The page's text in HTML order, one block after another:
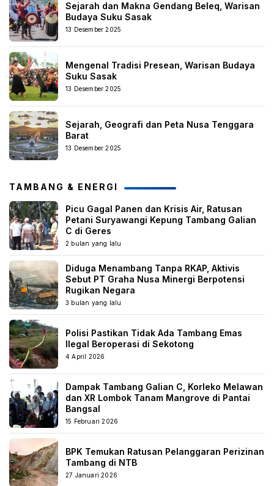
Sejarah dan Makna Gendang Beleq, Warisan
Budaya Suku Sasak
13 Desember 2025
Mengenal Tradisi Presean, Warisan Budaya
Suku Sasak
13 Desember 2025
Sejarah, Geografi dan Peta Nusa Tenggara
Barat
13 Desember 2025
TAMBANG & ENERGI
Picu Gagal Panen dan Krisis Air, Ratusan
Petani Suryawangi Kepung Tambang Galian
C di Geres
2 bulan yang lalu
Diduga Menambang Tanpa RKAP, Aktivis
Sebut PT Graha Nusa Minergi Berpotensi
Rugikan Negara
3 bulan yang lalu
Polisi Pastikan Tidak Ada Tambang Emas
Ilegal Beroperasi di Sekotong
4 April 2026
Dampak Tambang Galian C, Korleko Melawan
dan XR Lombok Tanam Mangrove di Pantai
Bangsal
15 Februari 2026
BPK Temukan Ratusan Pelanggaran Perizinan
Tambang di NTB
27 Januari 2026